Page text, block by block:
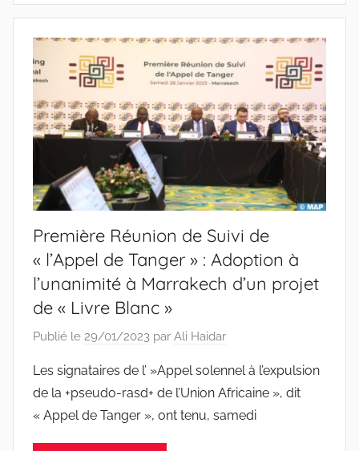
Première Réunion de Suivi de
« l’Appel de Tanger » : Adoption à
l’unanimité à Marrakech d’un projet
de « Livre Blanc »
Publié le 29/01/2023 par Ali Haidar
Les signataires de l’ »Appel solennel à l’expulsion
de la +pseudo-rasd+ de l’Union Africaine », dit
« Appel de Tanger », ont tenu, samedi